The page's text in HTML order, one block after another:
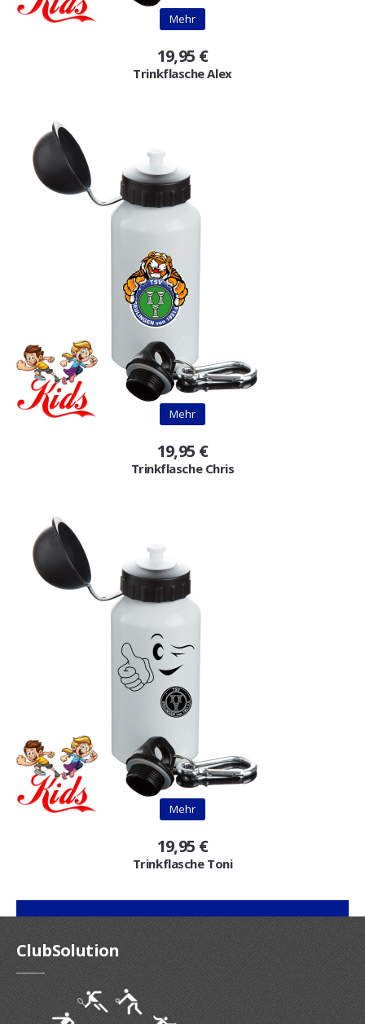
Mehr
19,95 €
Trinkflasche Alex
Mehr
19,95 €
Trinkflasche Chris
Mehr
19,95 €
Trinkflasche Toni
ClubSolution